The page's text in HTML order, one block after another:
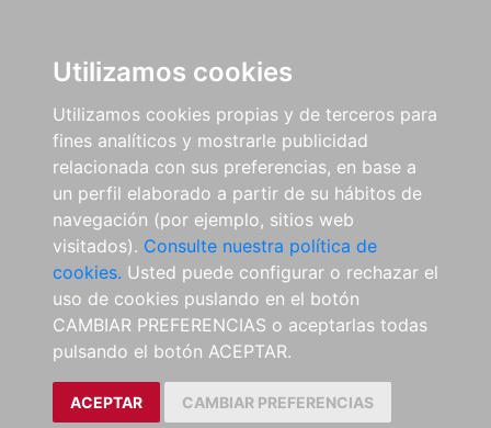
Utilizamos cookies
Utilizamos cookies propias y de terceros para
fines analíticos y mostrarle publicidad
relacionada con sus preferencias, en base a
un perfil elaborado a partir de su hábitos de
navegación (por ejemplo, sitios web
visitados). Consulte nuestra política de
cookies. Usted puede configurar o rechazar el
uso de cookies puslando en el botón
CAMBIAR PREFERENCIAS o aceptarlas todas
pulsando el botón ACEPTAR.
ACEPTAR CAMBIAR PREFERENCIAS